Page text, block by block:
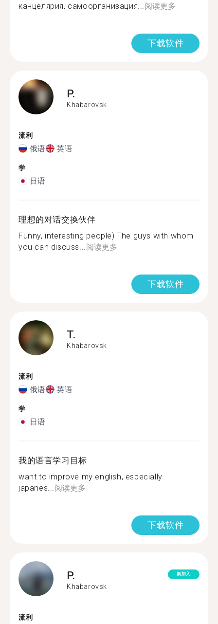
канцелярия, самоорганизация...阅读更多
下载软件
P.
Khabarovsk
流利
俄语 英语
学
日语
理想的对话交换伙伴
Funny, interesting people) The guys with whom
you can discuss...阅读更多
下载软件
T.
Khabarovsk
流利
俄语 英语
学
日语
我的语言学习目标
want to improve my english, especially
japanes...阅读更多
下载软件
P.
Khabarovsk
新加入
流利